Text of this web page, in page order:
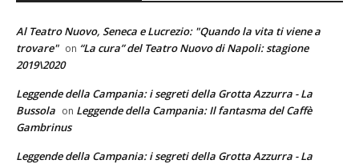
Al Teatro Nuovo, Seneca e Lucrezio: "Quando la vita ti viene a
trovare" on “La cura” del Teatro Nuovo di Napoli: stagione
2019\2020
Leggende della Campania: i segreti della Grotta Azzurra - La
Bussola on Leggende della Campania: Il fantasma del Caffè
Gambrinus
Leggende della Campania: i segreti della Grotta Azzurra - La